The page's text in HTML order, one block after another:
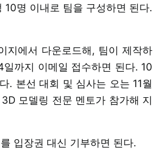
명 이내로 팀을 구성하면 된다.
지에서 다운로드해, 팀이 제작하
까지 이메일 접수하면 된다. 10
. 본선 대회 및 심사는 오는 11월
모델링 전문 멘토가 참가해 지
입장권 대신 기부하면 된다.